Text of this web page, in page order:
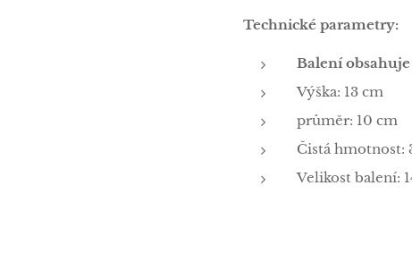
Technické parametry:
Balení obsahuje
Výška: 13 cm
průměr: 10 cm
Čistá hmotnost:
Velikost balení: